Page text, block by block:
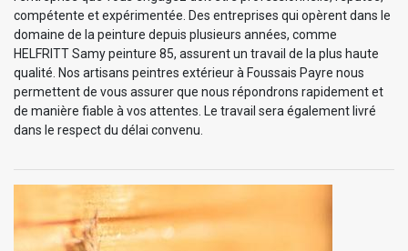
compétente et expérimentée. Des entreprises qui opèrent dans le
domaine de la peinture depuis plusieurs années, comme
HELFRITT Samy peinture 85, assurent un travail de la plus haute
qualité. Nos artisans peintres extérieur à Foussais Payre nous
permettent de vous assurer que nous répondrons rapidement et
de manière fiable à vos attentes. Le travail sera également livré
dans le respect du délai convenu.